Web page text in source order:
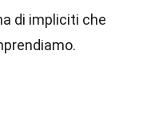
di impliciti che